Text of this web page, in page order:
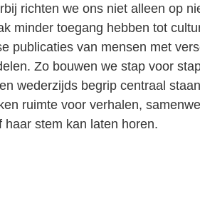
richten we ons niet alleen op
minder toegang hebben tot
publicaties van mensen met
Zo bouwen we stap voor
wederzijds begrip centraal
ruimte voor verhalen,
stem kan laten horen.